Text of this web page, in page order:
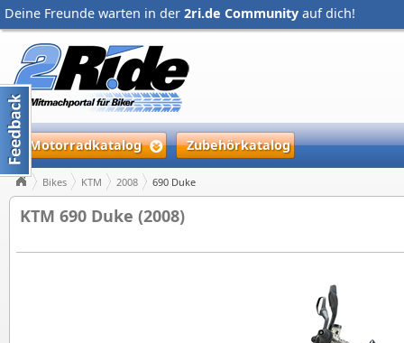
Deine Freunde warten in der 2ri.de Community auf dich!
Motorradkatalog Zubehörkatalog
Bikes KTM 2008 690 Duke
KTM 690 Duke (2008)